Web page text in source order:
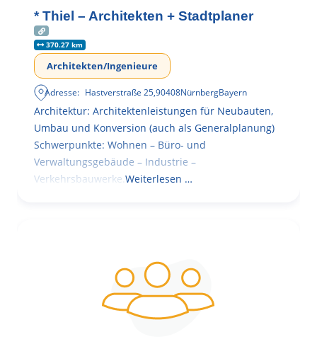
* Thiel – Architekten + Stadtplaner
370.27 km
Architekten/Ingenieure
Adresse: Hastverstraße 25,90408NürnbergBayern
Architektur: Architektenleistungen für Neubauten,
Umbau und Konversion (auch als Generalplanung)
Schwerpunkte: Wohnen – Büro- und
Verwaltungsgebäude – Industrie –
Verkehrsbauwerke. Weiterlesen …